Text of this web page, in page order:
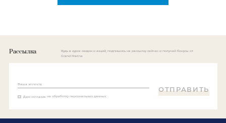
Рассылка
Будь в курсе скидок и акций, подпишись на рассылку сейчас и получай бонусы от
Grand Marina
Ваша эл.почта
ОТПРАВИТЬ
Даю согласие на обработку персональных данных